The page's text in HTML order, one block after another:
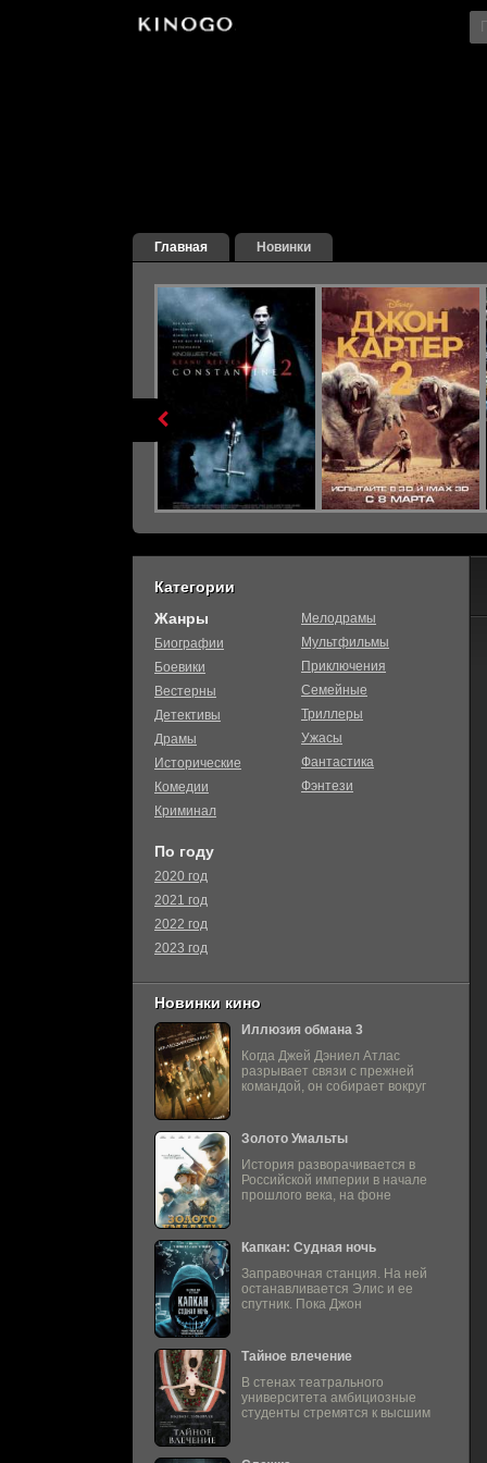
Главная Новинки
Категории
Жанры
Биографии
Боевики
Вестерны
Детективы
Драмы
Исторические
Комедии
Криминал
По году
2020 год
2021 год
2022 год
2023 год
Мелодрамы
Мультфильмы
Приключения
Семейные
Триллеры
Ужасы
Фантастика
Фэнтези
Новинки кино
Иллюзия обмана 3
Когда Джей Дэниел Атлас
разрывает связи с прежней
командой, он собирает вокруг
Золото Умальты
История разворачивается в
Российской империи в начале
прошлого века, на фоне
Капкан: Судная ночь
Заправочная станция. На ней
останавливается Элис и ее
спутник. Пока Джон
Тайное влечение
В стенах театрального
университета амбициозные
студенты стремятся к высшим